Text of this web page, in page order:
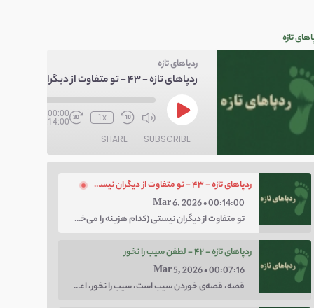
تازه
ردپاهای تازه
1x
00:00
00:14:00
SUBSCRIBE
SHARE
ردپاهای تازه - ۴۳ - تو متفاوت از دیگران نیستی
Mar 6, 2026 • 00:14:00
تو متفاوت از دیگران نیستی (کدام هزینه را می‌خواهی پرداخت کنی؛ هزینه‌ی چاق بودن یا لاغر بودن؟ با توهم متفاوت بودن کار را برای خودت سخت نکن.)
ردپاهای تازه - ۴۲ - لطفن سیب را نخور
Mar 5, 2026 • 00:07:16
قصه، قصه‌ی خوردن سیب است، سیب را نخور، اعتماد کن.